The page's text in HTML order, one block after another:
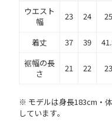
ウエスト
幅
23 24 25
着丈 37 39
裾幅の長
さ
21 22 23
※ モデルは身長183cm・
しています。